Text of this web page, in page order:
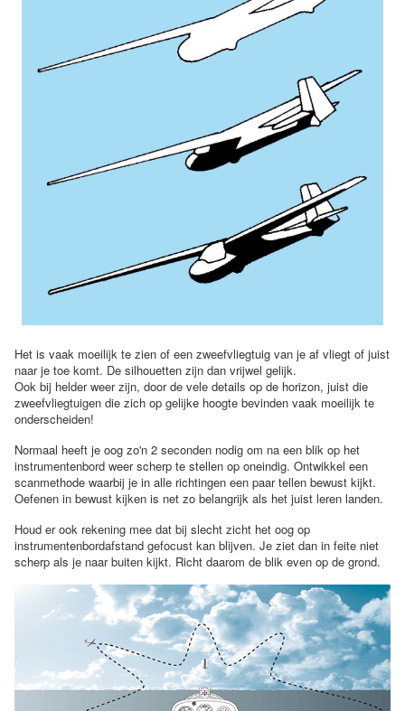
Het is vaak moeilijk te zien of een zweefvliegtuig van je af vliegt of juist
naar je toe komt. De silhouetten zijn dan vrijwel gelijk.
Ook bij helder weer zijn, door de vele details op de horizon, juist die
zweefvliegtuigen die zich op gelijke hoogte bevinden vaak moeilijk te
onderscheiden!
Normaal heeft je oog zo'n 2 seconden nodig om na een blik op het
instrumentenbord weer scherp te stellen op oneindig. Ontwikkel een
scanmethode waarbij je in alle richtingen een paar tellen bewust kijkt.
Oefenen in bewust kijken is net zo belangrijk als het juist leren landen.
Houd er ook rekening mee dat bij slecht zicht het oog op
instrumentenbordafstand gefocust kan blijven. Je ziet dan in feite niet
scherp als je naar buiten kijkt. Richt daarom de blik even op de grond.